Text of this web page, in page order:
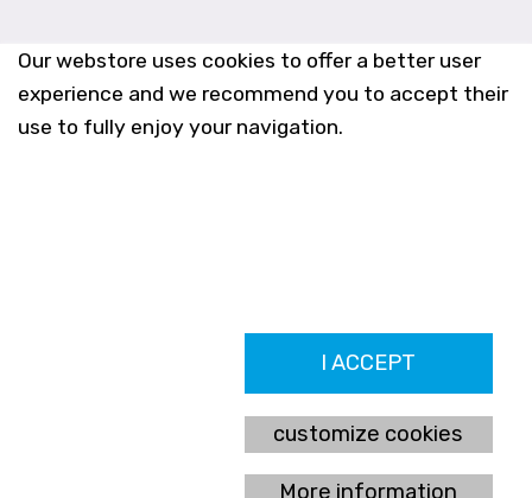
Our webstore uses cookies to offer a better user
experience and we recommend you to accept their
use to fully enjoy your navigation.
I ACCEPT
customize cookies
More information
Farmacia Los Altos nº756
Ldo. Alfredo Aparicio Grau 22555408K
N. Col. Colegio Oficial de Farmacéuticos de Alicante 4327
Nº de autorización A-790-F
C/ Moncayo, 97 (Vistalmar) Urb. Los Altos
03185 Torrevieja, Alicante (España)